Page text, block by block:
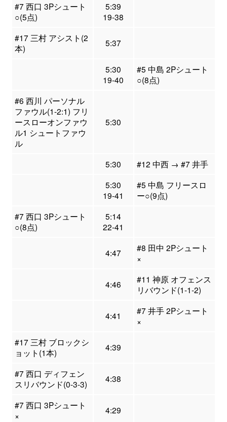
#7 西口 3Pシュート
○(5点)
5:39
19-38
#17 三村 アシスト(2
本)
5:37
5:30
19-40
#5 中島 2Pシュート
○(8点)
#6 西川 パーソナル
ファウル(1-2:1) フリ
ースローオンファウ
ル1 シュートファウ
ル
5:30
5:30
#12 中西 → #7 井手
5:30
19-41
#5 中島 フリースロ
ー○(9点)
#7 西口 3Pシュート
○(8点)
5:14
22-41
4:47
#8 田中 2Pシュート
×
4:46
#11 神原 オフェンス
リバウンド(1-1-2)
4:41
#7 井手 2Pシュート
×
#17 三村 ブロックシ
ョット(1本)
4:39
#7 西口 ディフェン
スリバウンド(0-3-3)
4:38
#7 西口 3Pシュート
×
4:29